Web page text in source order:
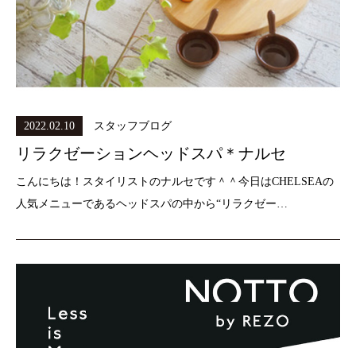
2022.02.10 スタッフブログ
リラクゼーションヘッドスパ＊ナルセ
こんにちは！スタイリストのナルセです＾＾今日はCHELSEAの
人気メニューであるヘッドスパの中から“リラクゼー…